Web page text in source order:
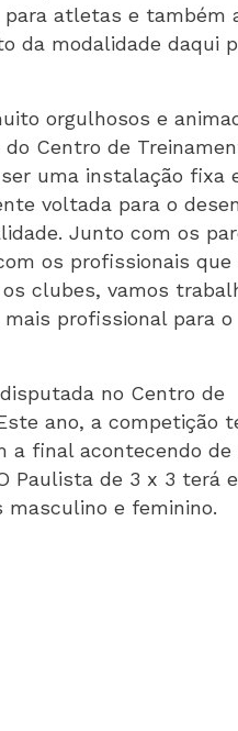
para atletas e também
da modalidade daqui
orgulhosos e
do Centro de
uma instalação fixa
voltada para o
Junto com os
os profissionais
clubes, vamos
profissional para o
no Centro de
ano, a competição
a final acontecendo de
Paulista de 3 x 3 terá
masculino e feminino.